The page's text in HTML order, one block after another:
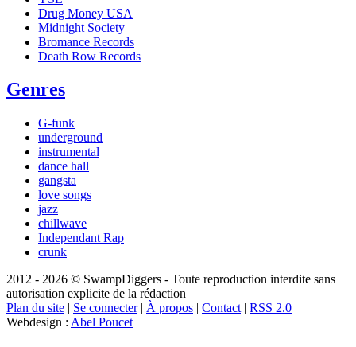
Drug Money USA
Midnight Society
Bromance Records
Death Row Records
Genres
G-funk
underground
instrumental
dance hall
gangsta
love songs
jazz
chillwave
Independant Rap
crunk
2012 - 2026 © SwampDiggers - Toute reproduction interdite sans
autorisation explicite de la rédaction
Plan du site | Se connecter| À propos | Contact | RSS 2.0 |
Webdesign : Abel Poucet